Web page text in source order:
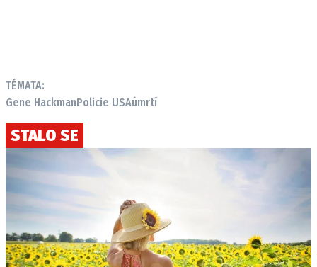
TÉMATA:
Gene HackmanPolicie USAúmrtí
STALO SE